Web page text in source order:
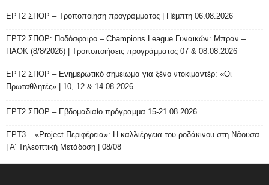
ΕΡΤ2 ΣΠΟΡ – Τροποποίηση προγράμματος | Πέμπτη 06.08.2026
ΕΡΤ2 ΣΠΟΡ: Ποδόσφαιρο – Champions League Γυναικών: Μπραν –
ΠΑΟΚ (8/8/2026) | Τροποποιήσεις προγράμματος 07 & 08.08.2026
ΕΡΤ2 ΣΠΟΡ – Ενημερωτικό σημείωμα για ξένο ντοκιμαντέρ: «Οι
Πρωταθλητές» | 10, 12 & 14.08.2026
ΕΡΤ2 ΣΠΟΡ – Εβδομαδιαίο πρόγραμμα 15-21.08.2026
ΕΡΤ3 – «Project Περιφέρεια»: Η καλλιέργεια του ροδάκινου στη Νάουσα
| Α’ Τηλεοπτική Μετάδοση | 08/08